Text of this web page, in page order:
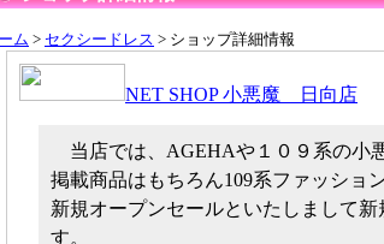
ム > セクシードレス > ショップ詳細情報
NET SHOP 小悪魔 日向店
当店では、AGEHAや１０９系の小
掲載商品はもちろん109系ファッショ
新規オープンセールといたしまして
す。